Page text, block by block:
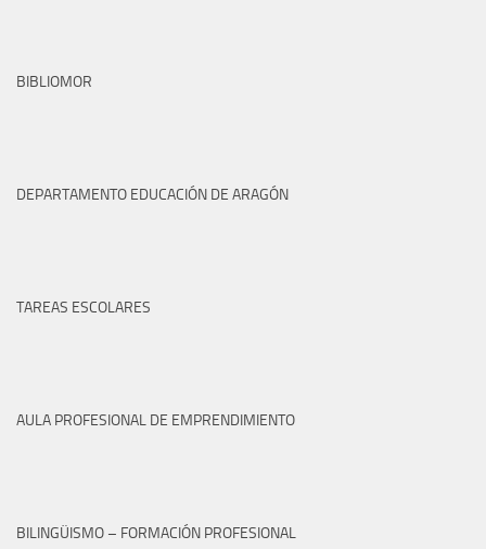
BIBLIOMOR
DEPARTAMENTO EDUCACIÓN DE ARAGÓN
TAREAS ESCOLARES
AULA PROFESIONAL DE EMPRENDIMIENTO
BILINGÜISMO – FORMACIÓN PROFESIONAL